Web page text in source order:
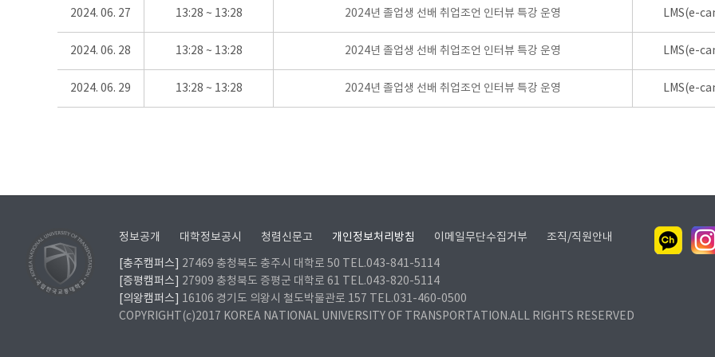
2024. 06. 27 13:28 ~ 13:28 2024년 졸업생 선배 취업조언 인터뷰 특강 운영 LMS(e-
2024. 06. 28 13:28 ~ 13:28 2024년 졸업생 선배 취업조언 인터뷰 특강 운영 LMS(e-
2024. 06. 29 13:28 ~ 13:28 2024년 졸업생 선배 취업조언 인터뷰 특강 운영 LMS(e-
정보공개 대학정보공시 청렴신문고 개인정보처리방침 이메일무단수집거부 조직/직원안내
[충주캠퍼스]
27469 충청북도 충주시 대학로 50 TEL.043-841-5114
[증평캠퍼스]
27909 충청북도 증평군 대학로 61 TEL.043-820-5114
[의왕캠퍼스]
16106 경기도 의왕시 철도박물관로 157 TEL.031-460-0500
COPYRIGHT(c)2017 KOREA NATIONAL UNIVERSITY OF TRANSPORTATION.ALL RIGHTS RESERVED